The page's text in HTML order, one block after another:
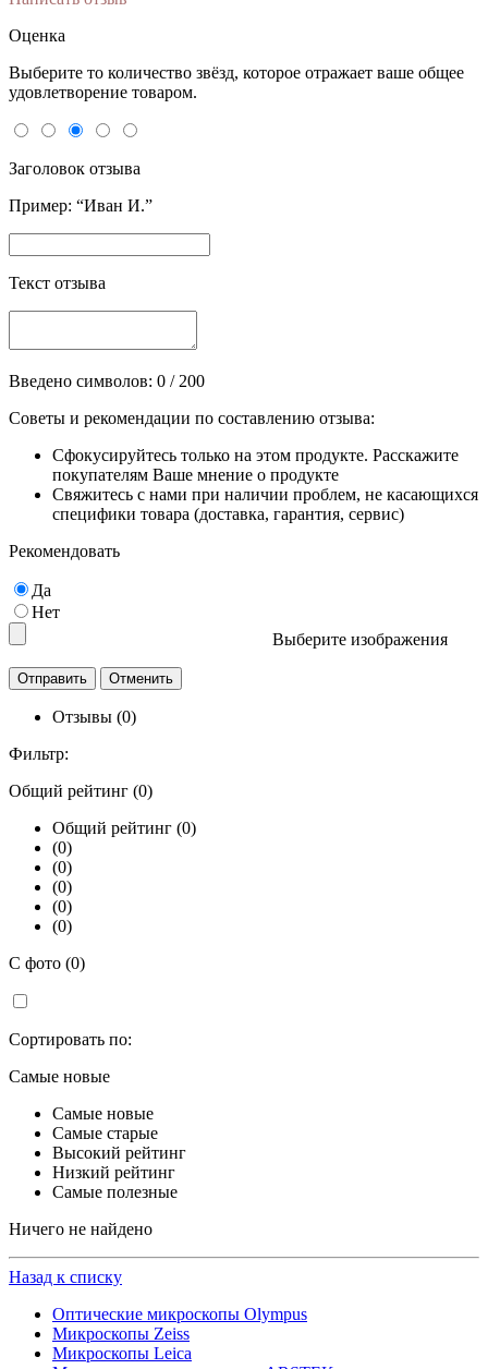
Оценка
Выберите то количество звёзд, которое отражает ваше общее
удовлетворение товаром.
Заголовок отзыва
Пример: “Иван И.”
Текст отзыва
Введено символов: 0 / 200
Советы и рекомендации по составлению отзыва:
Сфокусируйтесь только на этом продукте. Расскажите
покупателям Ваше мнение о продукте
Свяжитесь с нами при наличии проблем, не касающихся
специфики товара (доставка, гарантия, сервис)
Рекомендовать
Да
Нет
Выберите изображения
Отзывы (0)
Фильтр:
Общий рейтинг (0)
Общий рейтинг (0)
(0)
(0)
(0)
(0)
(0)
С фото (0)
Сортировать по:
Самые новые
Самые новые
Самые старые
Высокий рейтинг
Низкий рейтинг
Самые полезные
Ничего не найдено
Назад к списку
Оптические микроскопы Olympus
Микроскопы Zeiss
Микроскопы Leica